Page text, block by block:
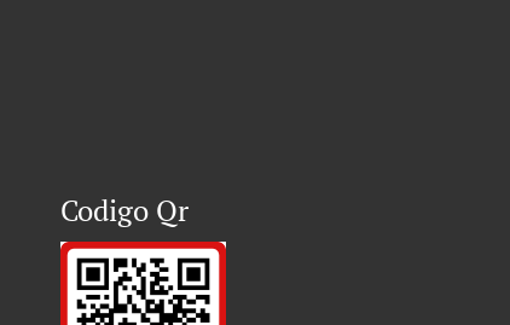
Codigo Qr